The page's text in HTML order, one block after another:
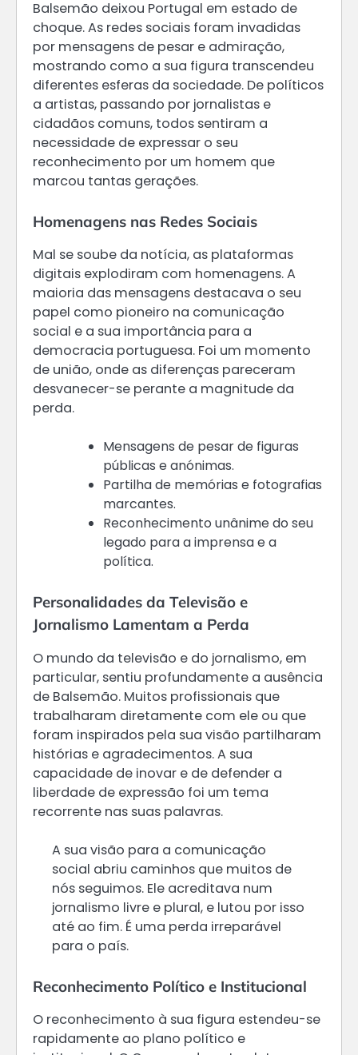
Balsemão deixou Portugal em estado de
choque. As redes sociais foram invadidas
por mensagens de pesar e admiração,
mostrando como a sua figura transcendeu
diferentes esferas da sociedade. De políticos
a artistas, passando por jornalistas e
cidadãos comuns, todos sentiram a
necessidade de expressar o seu
reconhecimento por um homem que
marcou tantas gerações.
Homenagens nas Redes Sociais
Mal se soube da notícia, as plataformas
digitais explodiram com homenagens. A
maioria das mensagens destacava o seu
papel como pioneiro na comunicação
social e a sua importância para a
democracia portuguesa. Foi um momento
de união, onde as diferenças pareceram
desvanecer-se perante a magnitude da
perda.
Mensagens de pesar de figuras
públicas e anónimas.
Partilha de memórias e fotografias
marcantes.
Reconhecimento unânime do seu
legado para a imprensa e a
política.
Personalidades da Televisão e
Jornalismo Lamentam a Perda
O mundo da televisão e do jornalismo, em
particular, sentiu profundamente a ausência
de Balsemão. Muitos profissionais que
trabalharam diretamente com ele ou que
foram inspirados pela sua visão partilharam
histórias e agradecimentos. A sua
capacidade de inovar e de defender a
liberdade de expressão foi um tema
recorrente nas suas palavras.
A sua visão para a comunicação
social abriu caminhos que muitos de
nós seguimos. Ele acreditava num
jornalismo livre e plural, e lutou por isso
até ao fim. É uma perda irreparável
para o país.
Reconhecimento Político e Institucional
O reconhecimento à sua figura estendeu-se
rapidamente ao plano político e